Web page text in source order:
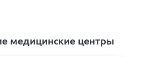
медицинские центры